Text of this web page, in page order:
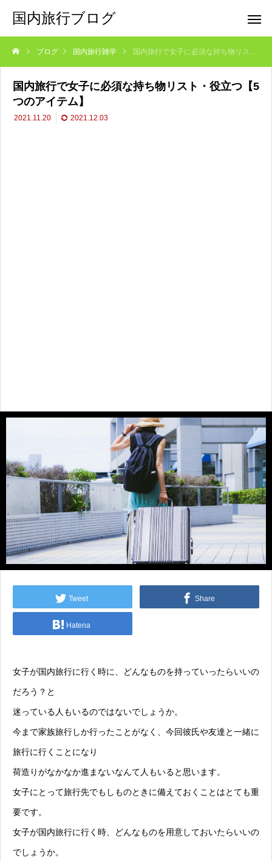
国内旅行ブログ
ブログ 国内旅行雑学 国内旅行で女子に必須な持ち物リスト・役立つ【5つのアイテム】
国内旅行で女子に必須な持ち物リスト・役立つ【5
つのアイテム】
2021.11.20 2021.12.03
Tweet Share
Hatena
女子が国内旅行に行く時に、どんなものを持っていったらいいの
だろう？と
迷っている人もいるのではないでしょうか。
今まで家族旅行しか行ったことがなく、今回彼氏や友達と一緒に
旅行に行くことになり
荷造りがなかなか進まないなんて人もいると思います。
女子にとって旅行先でもしものときに備えておくことはとても重
要です。
女子が国内旅行に行く時、どんなものを用意しておいたらいいの
でしょうか。